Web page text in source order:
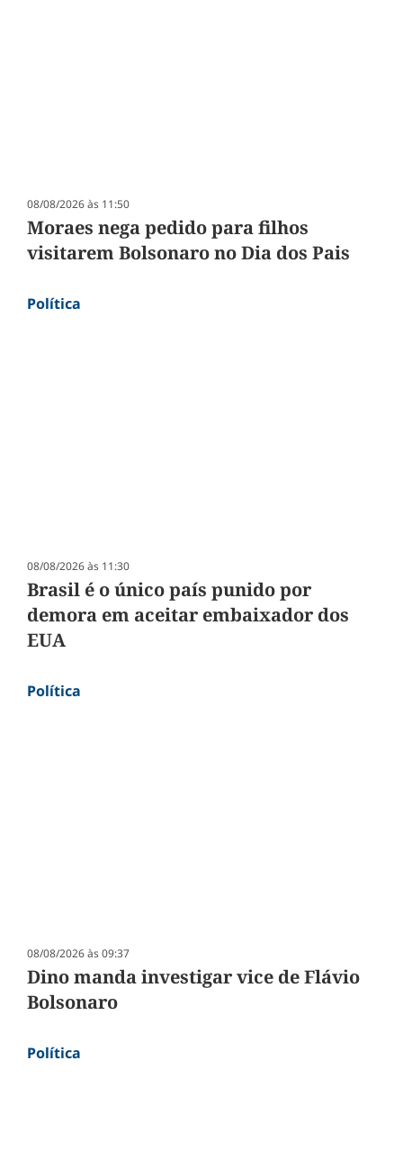
08/08/2026 às 11:50
Moraes nega pedido para filhos
visitarem Bolsonaro no Dia dos Pais
Política
08/08/2026 às 11:30
Brasil é o único país punido por
demora em aceitar embaixador dos
EUA
Política
08/08/2026 às 09:37
Dino manda investigar vice de Flávio
Bolsonaro
Política